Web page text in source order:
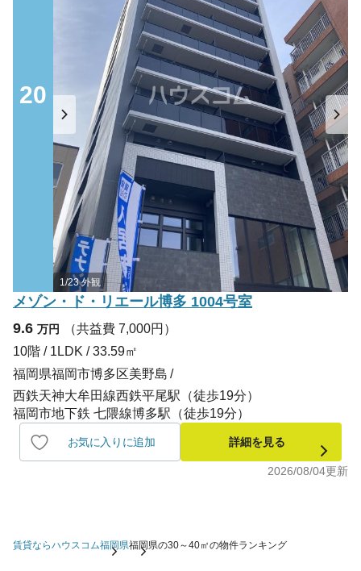
20
1/23 外観
メゾン・ド・リエール博多 1004号室
9.6 万円
（共益費 7,000円）
10階 / 1LDK / 33.59㎡
福岡県福岡市博多区美野島
西鉄天神大牟田線西鉄平尾駅（徒歩19分）
福岡市地下鉄 七隈線博多駅（徒歩19分）
お気に入りに追加 詳細を見る
2026/08/04更新
賃貸ならハウスコム福岡県福岡県の30～40㎡の物件ランキング